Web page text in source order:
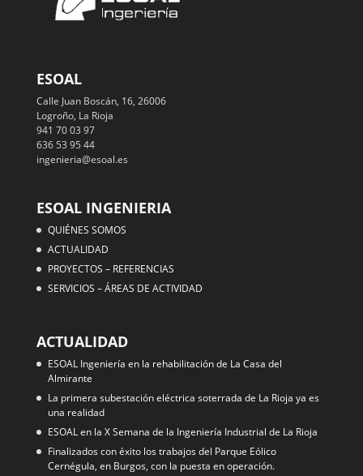
ESOAL
Calle Juan Boscán, 16, 26006
Logroño, La Rioja
941 70 03 97
636 53 95 44
ingenieria@esoal.es
ESOAL INGENIERIA
QUIÉNES SOMOS
ACTUALIDAD
PROYECTOS – REFERENCIAS
SERVICIOS – ÁREAS DE ACTIVIDAD
ACTUALIDAD
ESOAL Ingeniería en la rehabilitación de La Casa del
Almirante
La primera subestación eléctrica soterrada de La Rioja ya es
una realidad
ESOAL en la X Semana de la Ingeniería Industrial de La Rioja
Finalizados con éxito los trabajos del Parque Eólico
Cernégula, en Burgos, con la puesta en operación.